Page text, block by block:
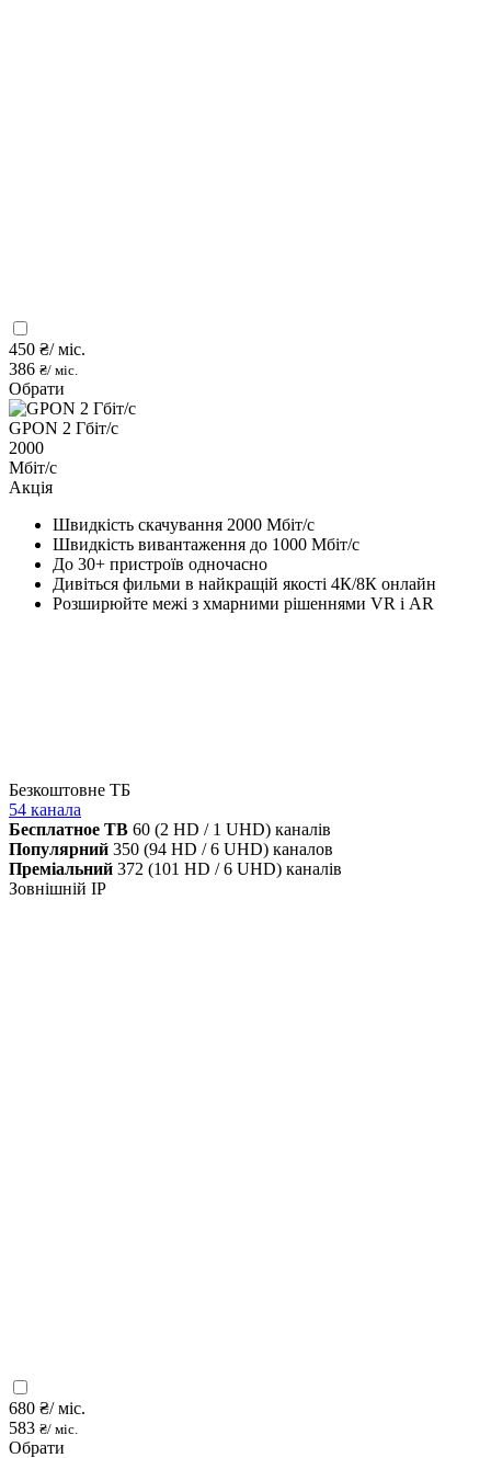
450 ₴/ міс.
386 ₴/ міс.
Обрати
GPON 2 Гбіт/с
2000
Мбіт/с
Акція
Швидкість скачування 2000 Мбіт/с
Швидкість вивантаження до 1000 Мбіт/с
До 30+ пристроїв одночасно
Дивіться фильми в найкращій якості 4К/8К онлайн
Розширюйте межі з хмарними рішеннями VR і AR
Безкоштовне ТБ
54 канала
Бесплатное ТВ 60 (2 HD / 1 UHD) каналів
Популярний 350 (94 HD / 6 UHD) каналов
Преміальний 372 (101 HD / 6 UHD) каналів
Зовнішній IP
680 ₴/ міс.
583 ₴/ міс.
Обрати